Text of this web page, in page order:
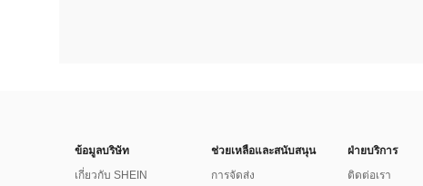
ข้อมูลบริษัท
เกี่ยวกับ SHEIN
ช่วยเหลือและสนับสนุน
การจัดส่ง
ฝ่ายบริการ
ติดต่อเรา